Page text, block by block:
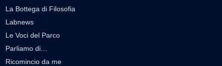
La Bottega di Filosofia
Labnews
Le Voci del Parco
Parliamo di…
Ricomincio da me